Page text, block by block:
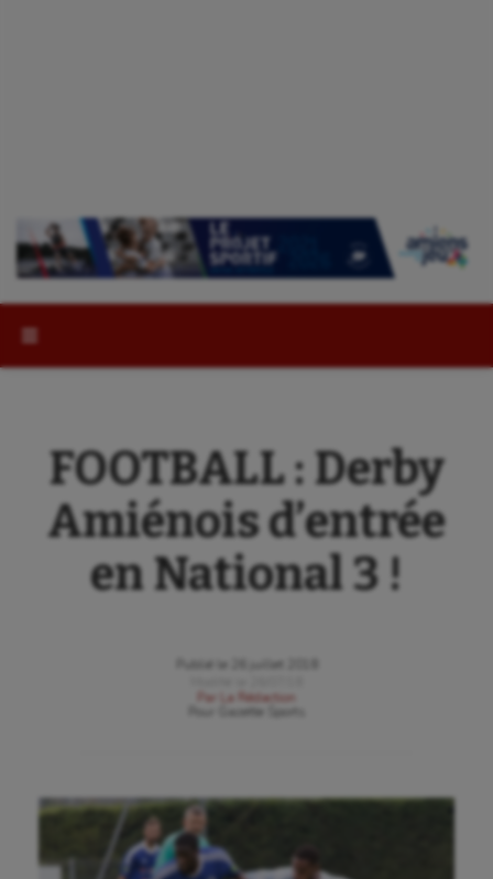
FOOTBALL : Derby
Amiénois d’entrée
en National 3 !
Publié le
26 juillet 2018
Par
La Rédaction
Gazette Sports